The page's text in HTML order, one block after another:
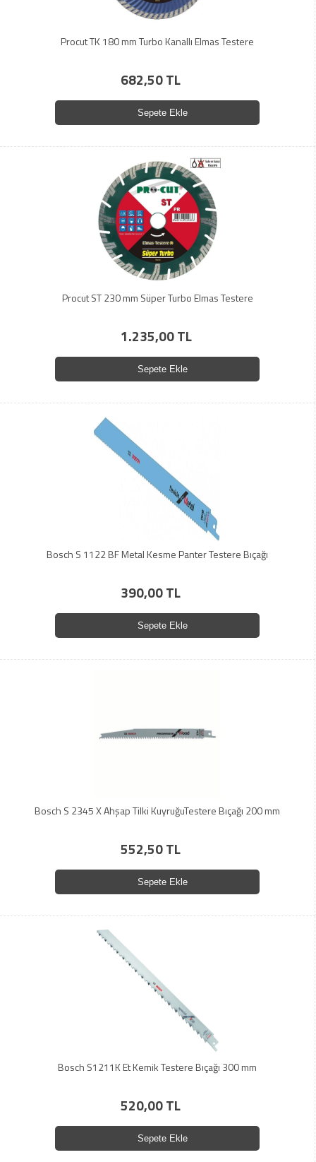
Procut TK 180 mm Turbo Kanallı Elmas Testere
682,50 TL
Sepete Ekle
Procut ST 230 mm Süper Turbo Elmas Testere
1.235,00 TL
Sepete Ekle
Bosch S 1122 BF Metal Kesme Panter Testere Bıçağı
390,00 TL
Sepete Ekle
Bosch S 2345 X Ahşap Tilki KuyruğuTestere Bıçağı 200 mm
552,50 TL
Sepete Ekle
Bosch S1211K Et Kemik Testere Bıçağı 300 mm
520,00 TL
Sepete Ekle